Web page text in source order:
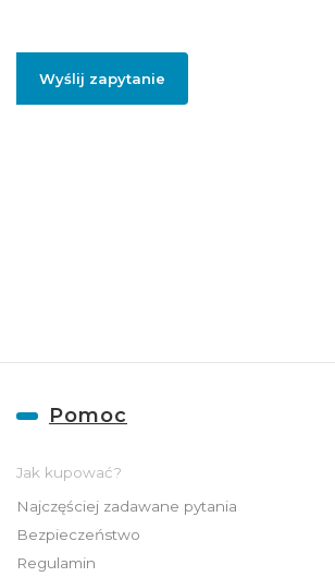
Wyślij zapytanie
Linki w stopce
Pomoc
Jak kupować?
Najczęściej zadawane pytania
Bezpieczeństwo
Regulamin